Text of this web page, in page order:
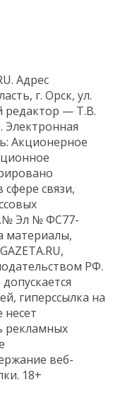
Адрес
г. Орск, ул.
редактор — Т.В.
Электронная
Акционерное
связи,
Эл № ФС77-
материалы,
РФ.
гиперссылка на
несет
рекламных
веб-
18+